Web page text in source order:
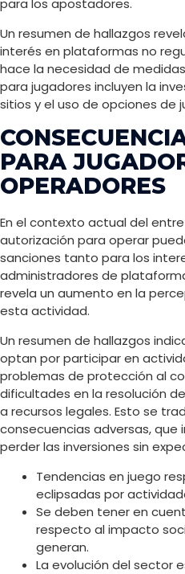
para los apostadores.
Un resumen de hallazgos
interés en plataformas no
hace la necesidad de
para jugadores incluyen la
sitios y el uso de opciones de
PARA
OPERADORES
En el contexto actual del
autorización para operar
sanciones tanto para los
administradores de
revela un aumento en la
esta actividad.
Un resumen de hallazgos
optan por participar en
problemas de protección al
dificultades en la resolución
a recursos legales. Esto se
consecuencias adversas, que
perder las inversiones sin
Tendencias en juego
eclipsadas por
Se deben tener en
respecto al impacto
generan.
La evolución del sector